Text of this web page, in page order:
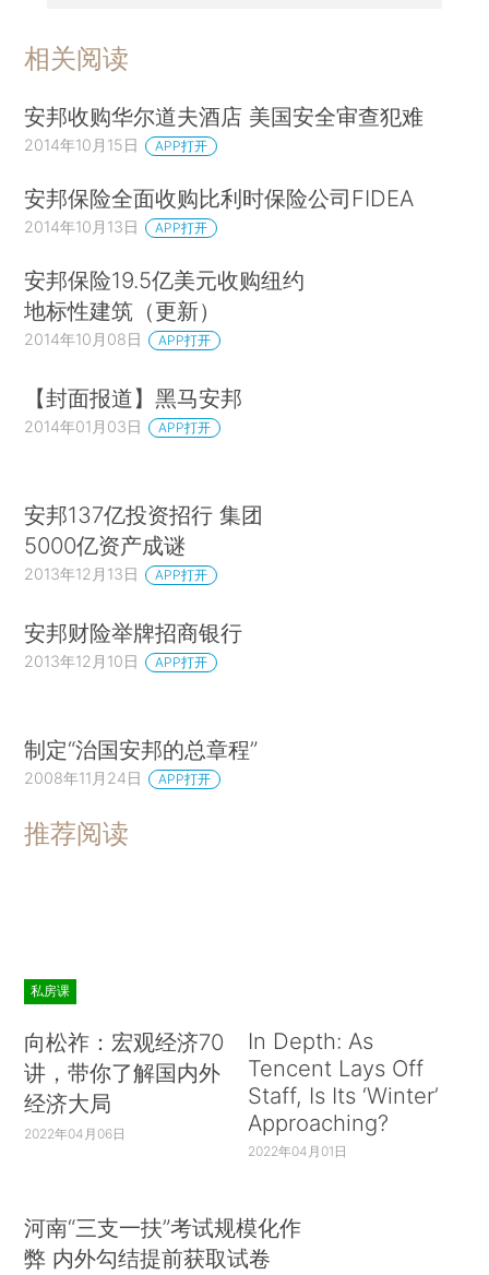
相关阅读
安邦收购华尔道夫酒店 美国安全审查犯难
2014年10月15日 APP打开
安邦保险全面收购比利时保险公司FIDEA
2014年10月13日 APP打开
安邦保险19.5亿美元收购纽约
地标性建筑（更新）
2014年10月08日 APP打开
【封面报道】黑马安邦
2014年01月03日 APP打开
安邦137亿投资招行 集团
5000亿资产成谜
2013年12月13日 APP打开
安邦财险举牌招商银行
2013年12月10日 APP打开
制定“治国安邦的总章程”
2008年11月24日 APP打开
推荐阅读
私房课
向松祚：宏观经济70
讲，带你了解国内外
经济大局
2022年04月06日
In Depth: As
Tencent Lays Off
Staff, Is Its ‘Winter’
Approaching?
2022年04月01日
河南“三支一扶”考试规模化作
弊 内外勾结提前获取试卷